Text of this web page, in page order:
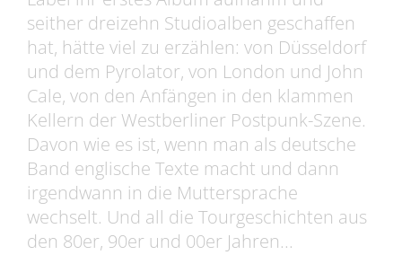
seither dreizehn Studioalben geschaffen
hat, hätte viel zu erzählen: von Düsseldorf
und dem Pyrolator, von London und John
Cale, von den Anfängen in den klammen
Kellern der Westberliner Postpunk-Szene.
Davon wie es ist, wenn man als deutsche
Band englische Texte macht und dann
irgendwann in die Muttersprache
wechselt. Und all die Tourgeschichten aus
den 80er, 90er und 00er Jahren...